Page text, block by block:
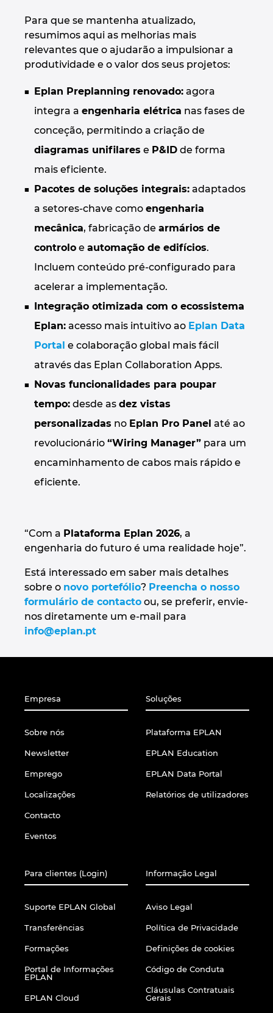
Para que se mantenha atualizado,
resumimos aqui as melhorias mais
relevantes que o ajudarão a impulsionar a
produtividade e o valor dos seus projetos:
Eplan Preplanning renovado: agora
integra a engenharia elétrica nas fases de
conceção, permitindo a criação de
diagramas unifilares e P&ID de forma
mais eficiente.
Pacotes de soluções integrais: adaptados
a setores-chave como engenharia
mecânica, fabricação de armários de
controlo e automação de edifícios.
Incluem conteúdo pré-configurado para
acelerar a implementação.
Integração otimizada com o ecossistema
Eplan: acesso mais intuitivo ao Eplan Data
Portal e colaboração global mais fácil
através das Eplan Collaboration Apps.
Novas funcionalidades para poupar
tempo: desde as dez vistas
personalizadas no Eplan Pro Panel até ao
revolucionário “Wiring Manager” para um
encaminhamento de cabos mais rápido e
eficiente.
“Com a Plataforma Eplan 2026, a
engenharia do futuro é uma realidade hoje”.
Está interessado em saber mais detalhes
sobre o novo portefólio? Preencha o nosso
formulário de contacto ou, se preferir, envie-
nos diretamente um e-mail para
info@eplan.pt
Empresa
Sobre nós
Newsletter
Emprego
Localizações
Contacto
Eventos
Soluções
Plataforma EPLAN
EPLAN Education
EPLAN Data Portal
Relatórios de utilizadores
Para clientes (Login)
Suporte EPLAN Global
Transferências
Formações
Portal de Informações
EPLAN
EPLAN Cloud
Informação Legal
Aviso Legal
Política de Privacidade
Definições de cookies
Código de Conduta
Cláusulas Contratuais
Gerais